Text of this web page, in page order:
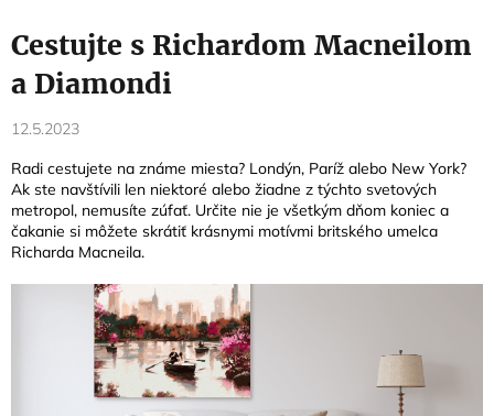
Cestujte s Richardom Macneilom
a Diamondi
12.5.2023
Radi cestujete na známe miesta? Londýn, Paríž alebo New York?
Ak ste navštívili len niektoré alebo žiadne z týchto svetových
metropol, nemusíte zúfať. Určite nie je všetkým dňom koniec a
čakanie si môžete skrátiť krásnymi motívmi britského umelca
Richarda Macneila.